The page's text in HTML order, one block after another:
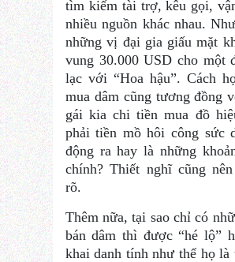
tìm kiếm tài trợ, kêu gọi,
nhiều nguồn khác nhau.
những vị đại gia giấu mặt
vung 30.000 USD cho một
lạc với “Hoa hậu”. Cách
mua dâm cũng tương đồng
gái kia chi tiền mua đồ
phải tiền mồ hôi công sức
động ra hay là những
chính? Thiết nghĩ cũng
rõ.
Thêm nữa, tại sao chỉ có
bán dâm thì được “hé lộ”
khai danh tính như thể họ là